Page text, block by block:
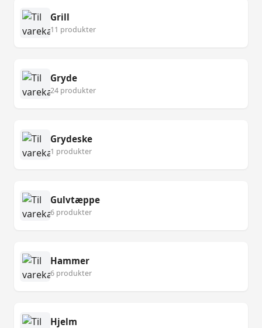
Grill
11 produkter
Gryde
24 produkter
Grydeske
1 produkter
Gulvtæppe
6 produkter
Hammer
6 produkter
Hjelm